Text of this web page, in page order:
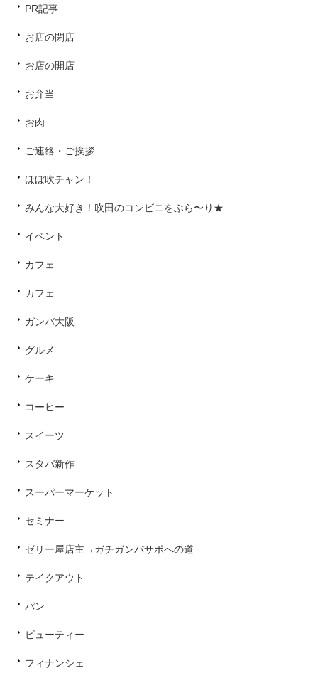
PR記事
お店の閉店
お店の開店
お弁当
お肉
ご連絡・ご挨拶
ほぼ吹チャン！
みんな大好き！吹田のコンビニをぶら〜り★
イベント
カフェ
カフェ
ガンバ大阪
グルメ
ケーキ
コーヒー
スイーツ
スタバ新作
スーパーマーケット
セミナー
ゼリー屋店主→ガチガンバサポへの道
テイクアウト
パン
ビューティー
フィナンシェ